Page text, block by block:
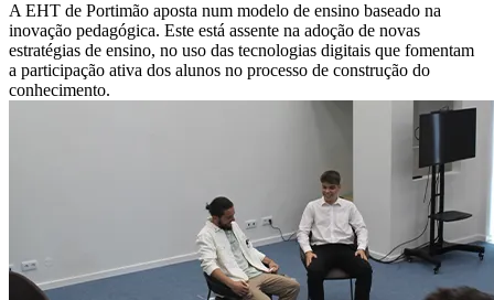
A EHT de Portimão aposta num modelo de ensino baseado na
inovação pedagógica. Este está assente na adoção de novas
estratégias de ensino, no uso das tecnologias digitais que fomentam
a participação ativa dos alunos no processo de construção do
conhecimento.